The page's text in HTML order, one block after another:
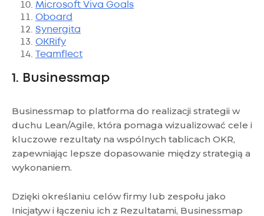
Microsoft Viva Goals
Oboard
Synergita
OKRify
Teamflect
1. Businessmap
Businessmap to platforma do realizacji strategii w
duchu Lean/Agile, która pomaga wizualizować cele i
kluczowe rezultaty na wspólnych tablicach OKR,
zapewniając lepsze dopasowanie między strategią a
wykonaniem.
Dzięki określaniu celów firmy lub zespołu jako
Inicjatyw i łączeniu ich z Rezultatami, Businessmap